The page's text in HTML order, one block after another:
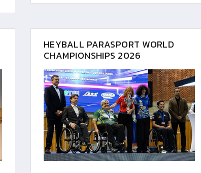
HEYBALL PARASPORT WORLD
CHAMPIONSHIPS 2026